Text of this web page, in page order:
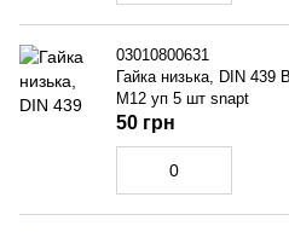
03010800631
Гайка низька, DIN 439
M12 уп 5 шт snapt
50 грн